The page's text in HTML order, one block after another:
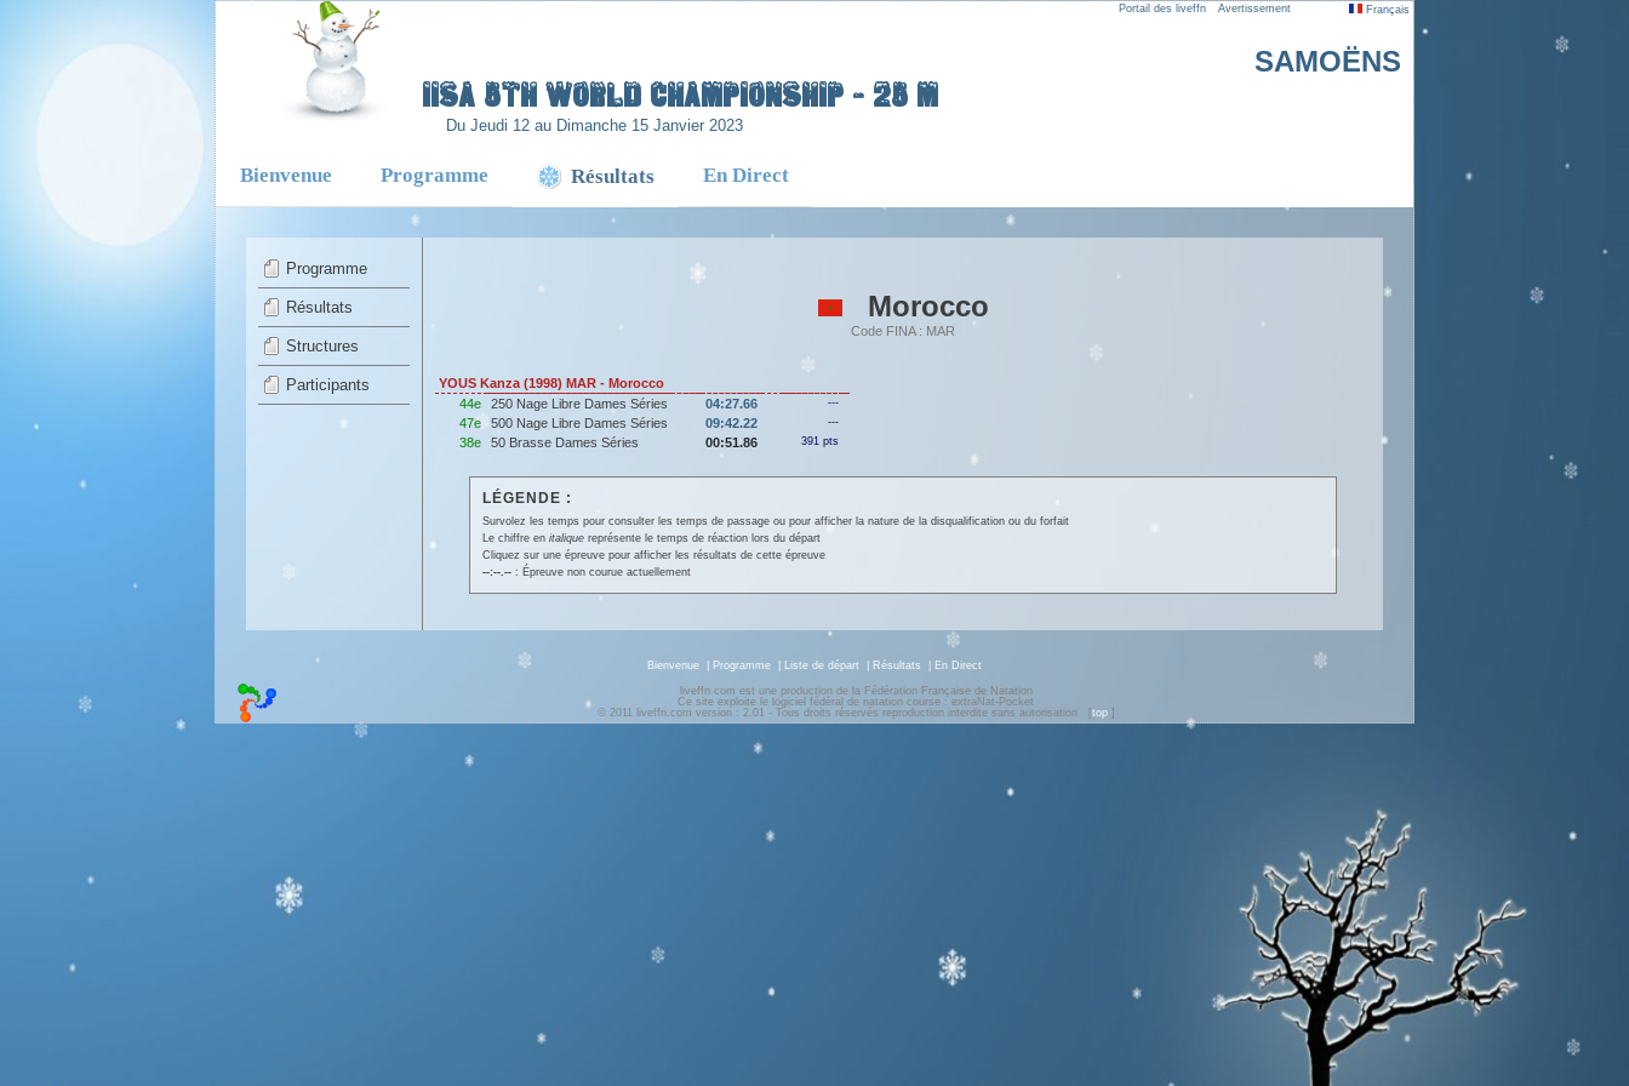
Portail des liveffn Avertissement Français
SAMOËNS
IISA 5TH WORLD CHAMPIONSHIP - 25 m
Du Jeudi 12 au Dimanche 15 Janvier 2023
Bienvenue Programme Résultats En Direct
Programme
Résultats
Structures
Participants
Morocco
Code FINA : MAR
YOUS Kanza (1998) MAR - Morocco
44e
250 Nage Libre Dames Séries 04:27.66 ---
47e 500 Nage Libre Dames Séries 09:42.22 ---
38e 50 Brasse Dames Séries 00:51.86 391 pts
LÉGENDE :
Survolez les temps pour consulter les temps de passage ou pour afficher la nature de la disqualification ou du forfait
Le chiffre en italiquereprésente le temps de réaction lors du départ
Cliquez sur une épreuve pour afficher les résultats de cette épreuve
--:--.--: Épreuve non courue actuellement
Bienvenue Programme Liste de départ Résultats En Direct
liveffn.com est une production de la Fédération Française de Natation
Ce site exploite le logiciel fédéral de natation course : extraNat-Pocket
© 2011 liveffn.com version : 2.01 - Tous droits réservés reproduction interdite sans autorisation
top ]